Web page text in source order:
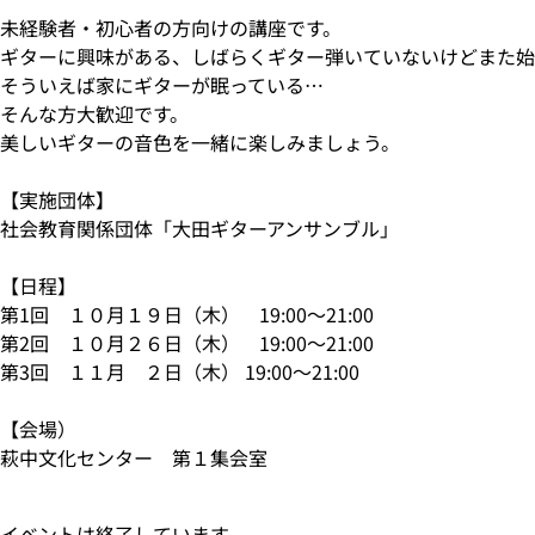
未経験者・初心者の方向けの講座です。
ギターに興味がある、しばらくギター弾いていないけどまた
そういえば家にギターが眠っている…
そんな方大歓迎です。
美しいギターの音色を一緒に楽しみましょう。
【実施団体】
社会教育関係団体「大田ギターアンサンブル」
【日程】
第1回 １０月１９日（木） 19:00～21:00
第2回 １０月２６日（木） 19:00～21:00
第3回 １１月 ２日（木） 19:00～21:00
【会場）
萩中文化センター 第１集会室